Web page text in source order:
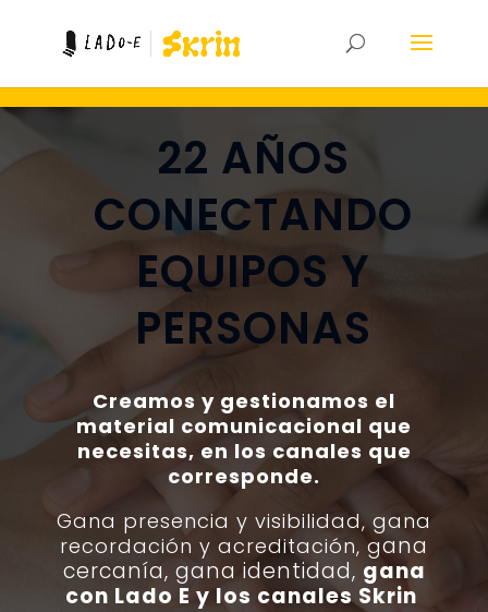
22 AÑOS
CONECTANDO
EQUIPOS Y
PERSONAS
Creamos y gestionamos el
material comunicacional que
necesitas, en los canales que
corresponde.
Gana presencia y visibilidad, gana
recordación y acreditación, gana
cercanía, gana identidad, gana
con Lado E y los canales Skrin